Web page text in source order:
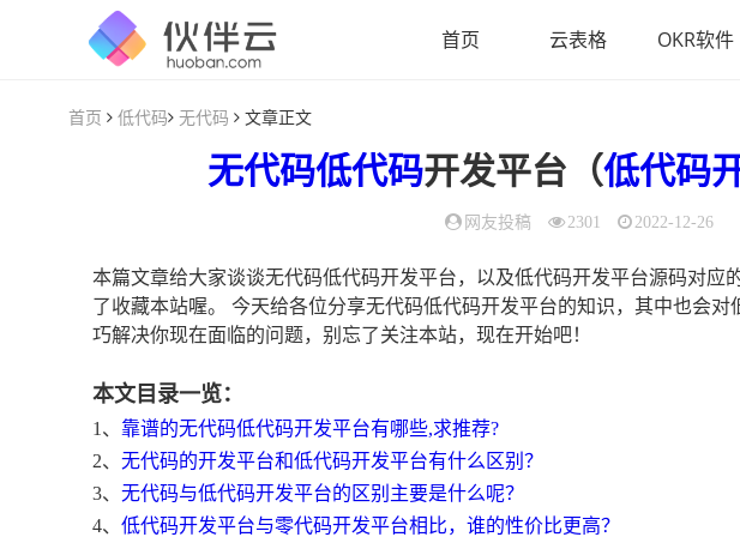
首页 云表格 OKR软件
首页 低代码 无代码 文章正文
无代码低代码开发平台（低代码
网友投稿 2301 2022-12-26
本篇文章给大家谈谈无代码低代码开发平台，以及低代码开发平台源码对应
了收藏本站喔。 今天给各位分享无代码低代码开发平台的知识，其中也会
巧解决你现在面临的问题，别忘了关注本站，现在开始吧！
本文目录一览：
1、 靠谱的无代码低代码开发平台有哪些,求推荐?
2、 无代码的开发平台和低代码开发平台有什么区别？
3、 无代码与低代码开发平台的区别主要是什么呢？
4、 低代码开发平台与零代码开发平台相比，谁的性价比更高？